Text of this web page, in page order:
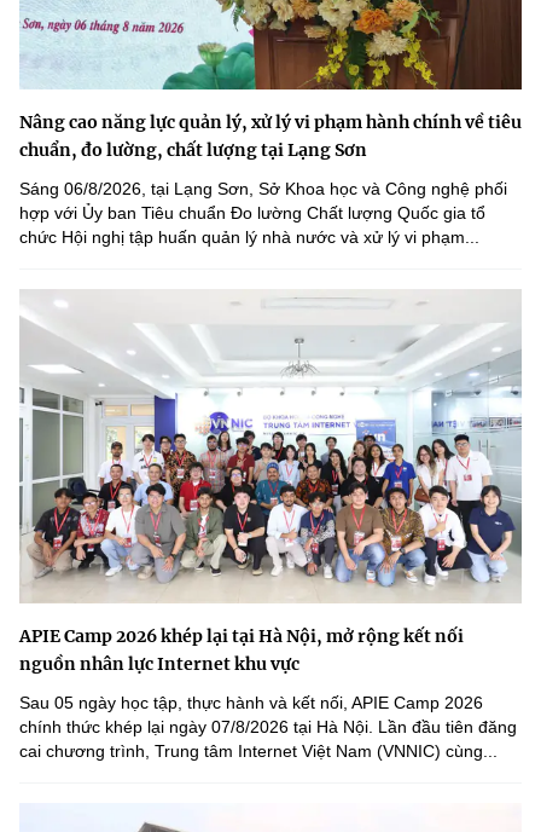
Nâng cao năng lực quản lý, xử lý vi phạm hành chính về tiêu
chuẩn, đo lường, chất lượng tại Lạng Sơn
Sáng 06/8/2026, tại Lạng Sơn, Sở Khoa học và Công nghệ phối
hợp với Ủy ban Tiêu chuẩn Đo lường Chất lượng Quốc gia tổ
chức Hội nghị tập huấn quản lý nhà nước và xử lý vi phạm...
APIE Camp 2026 khép lại tại Hà Nội, mở rộng kết nối
nguồn nhân lực Internet khu vực
Sau 05 ngày học tập, thực hành và kết nối, APIE Camp 2026
chính thức khép lại ngày 07/8/2026 tại Hà Nội. Lần đầu tiên đăng
cai chương trình, Trung tâm Internet Việt Nam (VNNIC) cùng...